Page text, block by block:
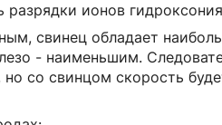
разрядки ионов
свинец обладает
- наименьшим.
но со свинцом скорость